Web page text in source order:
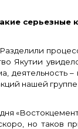
серьезные
Разделили
Якутии
деятельность
нашей
но таков